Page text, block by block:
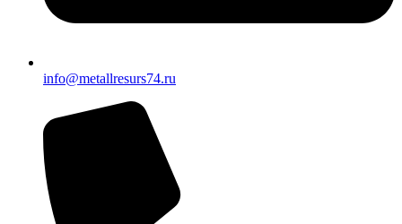
info@metallresurs74.ru